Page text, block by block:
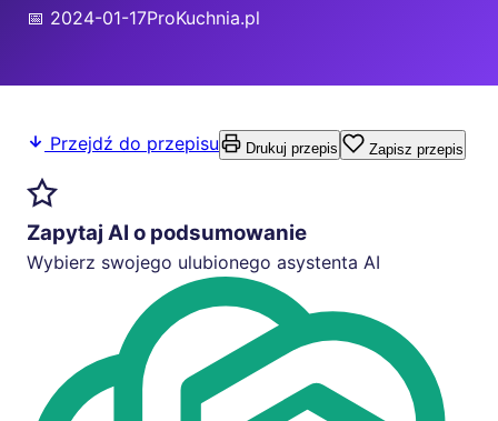
📅 2024-01-17ProKuchnia.pl
Przejdź do przepisu Drukuj przepis Zapisz przepis
Zapytaj AI o podsumowanie
Wybierz swojego ulubionego asystenta AI